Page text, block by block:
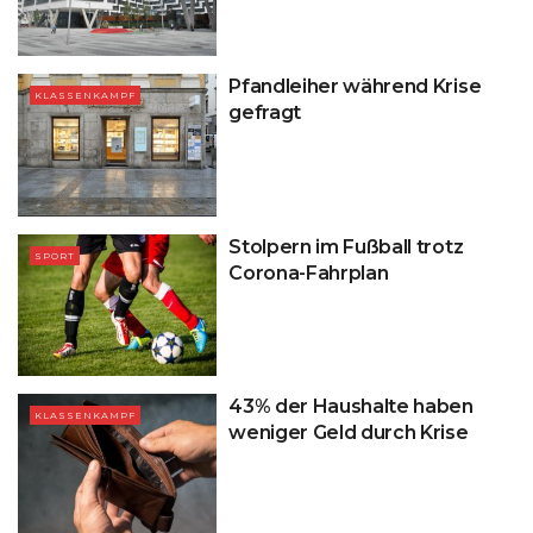
KLASSENKAMPF
Pfandleiher während Krise
gefragt
SPORT
Stolpern im Fußball trotz
Corona-Fahrplan
KLASSENKAMPF
43% der Haushalte haben
weniger Geld durch Krise